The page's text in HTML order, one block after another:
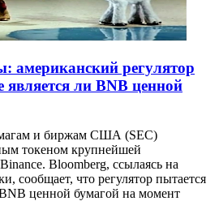
американский регулятор
ли BNB ценной
и биржам США (SEC)
токеном крупнейшей
Bloomberg, ссылаясь на
сообщает, что регулятор пытается
ценной бумагой на момент